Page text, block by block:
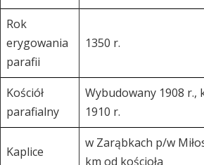
Rok
erygowania
parafii
1350 r.
Kościół
parafialny
Wybudowany 1908 r.,
1910 r.
Kaplice
w Zarąbkach p/w
km od kościoła